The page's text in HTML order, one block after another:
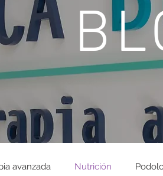
avanzada Nutrición